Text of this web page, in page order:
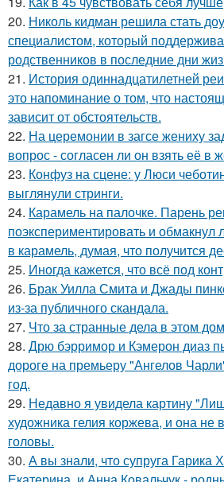
20. Николь кидман решила стать
специалистом, который
родственников в последние дни
21. История одиннадцатилетней
это напоминание о том, что
зависит от обстоятельств.
22. На церемонии в загсе жениху
вопрос - согласен ли он взять её в
23. Конфуз на сцене: у Люси
выглянули стринги.
24. Карамель на палочке. Парень
поэкспериментировать и обмакнул
в карамель, думая, что получится
25. Иногда кажется, что всё под
26. Брак Уилла Смита и Джады
из-за публичного скандала.
27. Что за странные дела в этом
28. Дрю бэрримор и Кэмерон диаз
дороге на премьеру "Ангелов
год.
29. Недавно я увидела картину
художника гелия коржева, и она не
головы.
30. А вы знали, что супруга Гарика